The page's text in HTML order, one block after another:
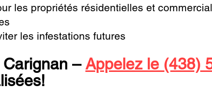
les propriétés résidentielles et
les infestations futures
–Appelez le (438)